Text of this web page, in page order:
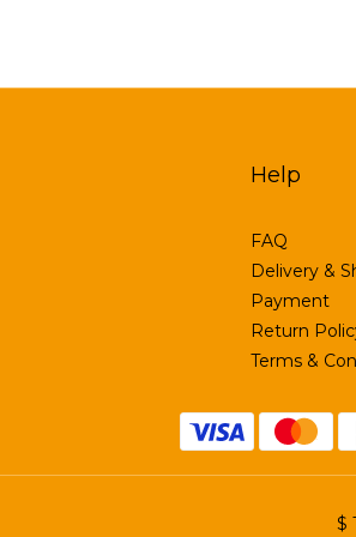
Help
FAQ
Delivery &
Payment
Return
Terms &
$